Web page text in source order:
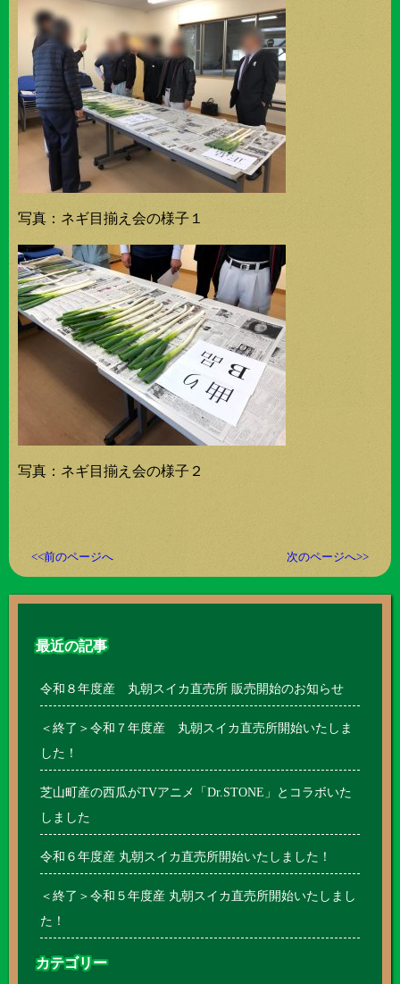
写真：ネギ目揃え会の様子１
写真：ネギ目揃え会の様子２
<<前のページへ 次のページへ>>
最近の記事
令和８年度産 丸朝スイカ直売所 販売開始のお知らせ
＜終了＞令和７年度産 丸朝スイカ直売所開始いたしま
した！
芝山町産の西瓜がTVアニメ「Dr.STONE」とコラボいた
しました
令和６年度産 丸朝スイカ直売所開始いたしました！
＜終了＞令和５年度産 丸朝スイカ直売所開始いたしまし
た！
カテゴリー